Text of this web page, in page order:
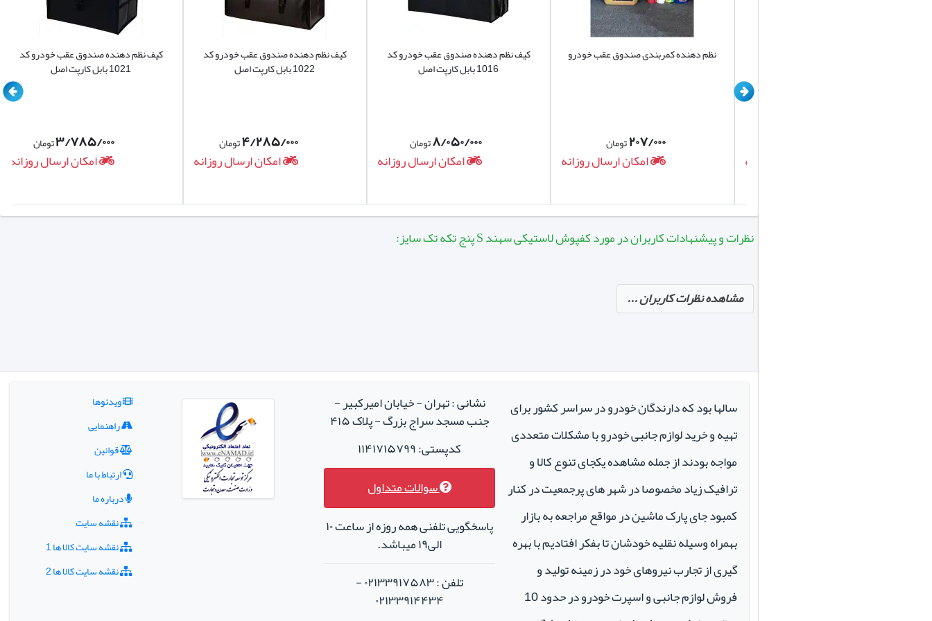
کیف نظم دهنده صندوق عقب خودرو کد
1021 بابل کارپت اصل
۳/۷۸۵/۰۰۰تومان
امکان ارسال روزانه
کیف نظم دهنده صندوق عقب خودرو کد
1022 بابل کارپت اصل
۴/۲۸۵/۰۰۰تومان
امکان ارسال روزانه
کیف نظم دهنده صندوق عقب خودرو کد
1016 بابل کارپت اصل
۸/۰۵۰/۰۰۰تومان
امکان ارسال روزانه
نظم دهنده کمربندی صندوق عقب خودرو
۲۰۷/۰۰۰تومان
امکان ارسال روزانه
نظرات و پیشنهادات کاربران در مورد کفپوش لاستیکی سهند S پنج تکه تک سایز:
مشاهده نظرات کاربران ...
سالها بود که دارندگان خودرو در سراسر کشور برای
تهیه و خرید لوازم جانبی خودرو با مشکلات متعددی
مواجه بودند از جمله مشاهده یکجای تنوع کالا و
ترافیک زیاد مخصوصا در شهر های پرجمعیت در کنار
کمبود جای پارک ماشین در مواقع مراجعه به بازار
بهمراه وسیله نقلیه خودشان تا بفکر افتادیم با بهره
گیری از تجارب نیروهای خود در زمینه تولید و
فروش لوازم جانبی و اسپرت خودرو در حدود 10
نشانی : تهران - خیابان امیرکبیر -
جنب مسجد سراج بزرگ - پلاک ۴۱۵
کدپستی: ۱۱۴۱۷۱۵۷۹۹
سوالات متداول
پاسخگویی تلفنی همه روزه از ساعت ۱۰
الی۱۹ میباشد.
تلفن : ۰۲۱۳۳۹۱۷۵۸۳ -
۰۲۱۳۳۹۱۴۴۳۴
ویدئوها
راهنمایی
قوانین
ارتباط با ما
درباره ما
نقشه سایت
نقشه سایت کالا ها 1
نقشه سایت کالا ها 2